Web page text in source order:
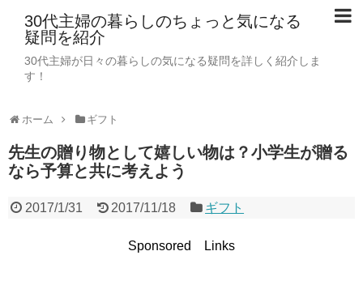
30代主婦の暮らしのちょっと気になる
疑問を紹介
30代主婦が日々の暮らしの気になる疑問を詳しく紹介しま
す！
ホーム ギフト
先生の贈り物として嬉しい物は？小学生が贈る
なら予算と共に考えよう
2017/1/31 2017/11/18 ギフト
Sponsored Links